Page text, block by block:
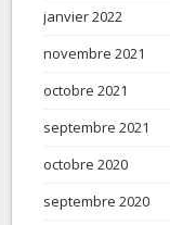
janvier 2022
novembre 2021
octobre 2021
septembre 2021
octobre 2020
septembre 2020